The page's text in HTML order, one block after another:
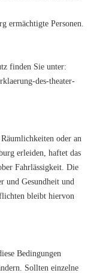
ermächtigte Personen.
finden Sie unter:
des-theater-
oder an
erleiden, haftet das
Fahrlässigkeit. Die
und Gesundheit und
bleibt hiervon
Bedingungen
Sollten einzelne